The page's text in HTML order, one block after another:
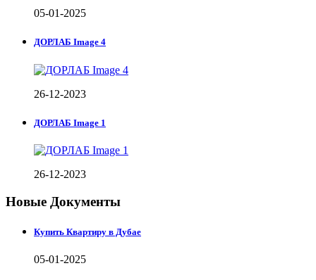
05-01-2025
ДОРЛАБ Image 4
26-12-2023
ДОРЛАБ Image 1
26-12-2023
Новые Документы
Купить Квартиру в Дубае
05-01-2025